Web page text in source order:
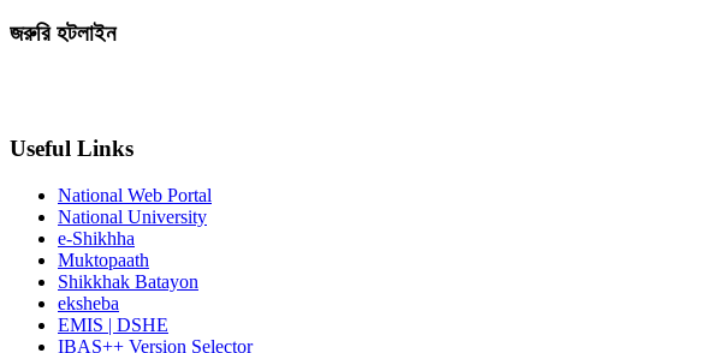
জরুরি হটলাইন
Useful Links
National Web Portal
National University
e-Shikhha
Muktopaath
Shikkhak Batayon
eksheba
EMIS | DSHE
IBAS++ Version Selector